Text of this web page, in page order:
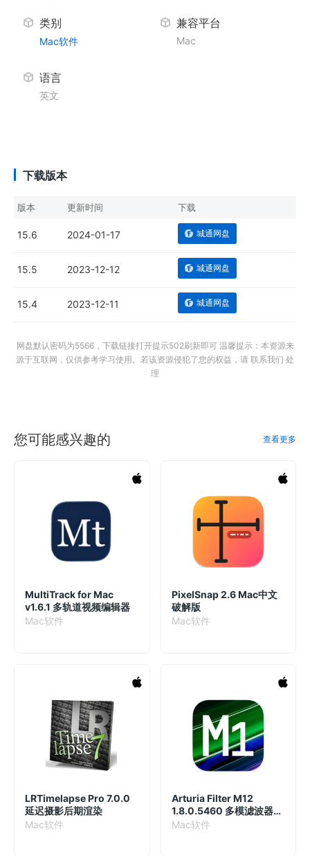
类别
Mac软件
兼容平台
Mac
语言
英文
下载版本
版本 更新时间 下载
15.6 2024-01-17 城通网盘
15.5 2023-12-12 城通网盘
15.4 2023-12-11 城通网盘
网盘默认密码为5566，下载链接打开提示502刷新即可 温馨提示：本资源来
源于互联网，仅供参考学习使用。若该资源侵犯了您的权益，请 联系我们 处
理
您可能感兴趣的 查看更多
MultiTrack for Mac
v1.6.1 多轨道视频编辑器
Mac软件
PixelSnap 2.6 Mac中文
破解版
Mac软件
LRTimelapse Pro 7.0.0
延迟摄影后期渲染
Mac软件
Arturia Filter M12
1.8.0.5460 多模滤波器模
拟合成插件
Mac软件